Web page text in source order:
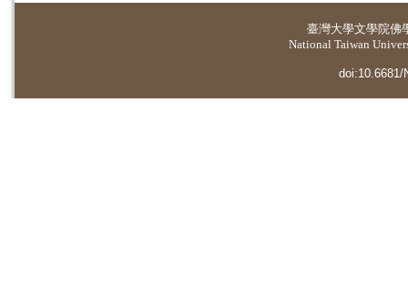
臺灣大學文學院佛
National Taiwan
doi:10.6681/